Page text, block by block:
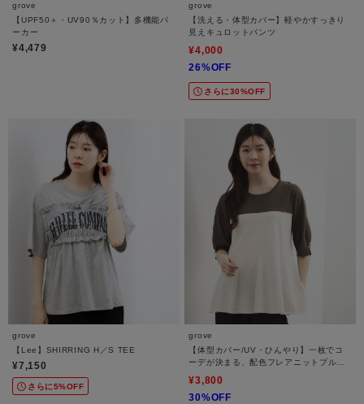
grove
【UPF50＋・UV90％カット】多機能パ
ーカー
¥4,479
grove
【洗える・体型カバー】軽やかすっきり
見えキュロットパンツ
¥4,000
26%OFF
さらに30%OFF
grove
【Lee】SHIRRING H／S TEE
¥7,150
さらに5%OFF
grove
【体型カバー/UV・ひんやり】一枚でコ
ーデが決まる、配色フレアニットプルオ
¥3,800
30%OFF